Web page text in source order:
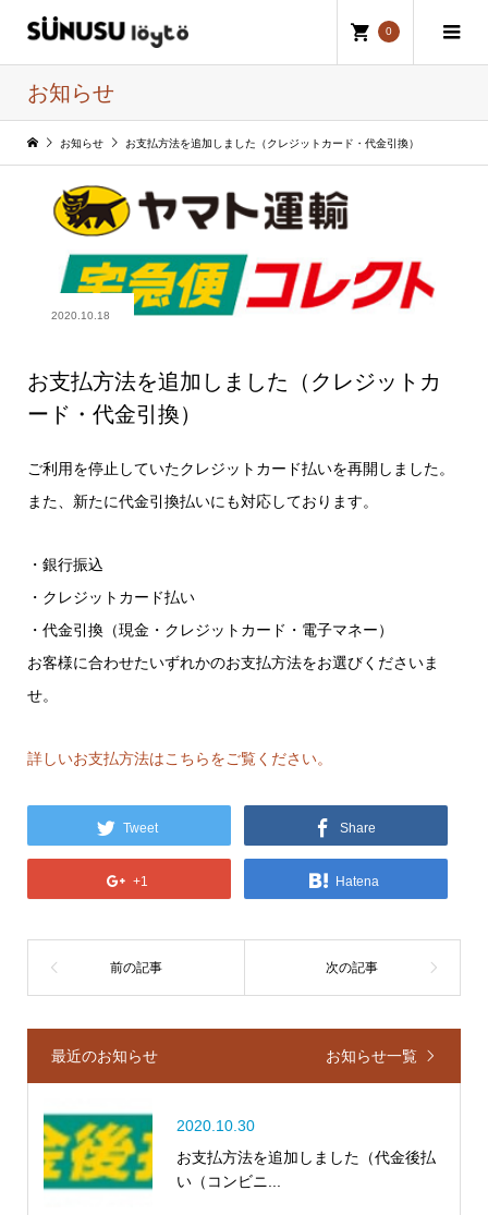
0
お知らせ
お知らせ お支払方法を追加しました（クレジットカード・代金引換）
2020.10.18
お支払方法を追加しました（クレジットカ
ード・代金引換）
ご利用を停止していたクレジットカード払いを再開しました。
また、新たに代金引換払いにも対応しております。
・銀行振込
・クレジットカード払い
・代金引換（現金・クレジットカード・電子マネー）
お客様に合わせたいずれかのお支払方法をお選びくださいま
せ。
詳しいお支払方法はこちらをご覧ください。
Tweet Share
+1 Hatena
最近のお知らせ お知らせ一覧
2020.10.30
お支払方法を追加しました（代金後払
い（コンビニ...